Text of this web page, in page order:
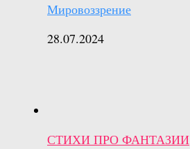
Мировоззрение
28.07.2024
СТИХИ ПРО ФАНТАЗИИ